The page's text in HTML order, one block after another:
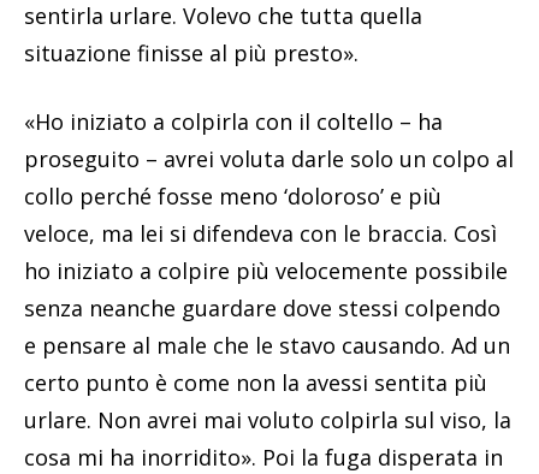
sentirla urlare. Volevo che tutta quella
situazione finisse al più presto».
«Ho iniziato a colpirla con il coltello – ha
proseguito – avrei voluta darle solo un colpo al
collo perché fosse meno ‘doloroso’ e più
veloce, ma lei si difendeva con le braccia. Così
ho iniziato a colpire più velocemente possibile
senza neanche guardare dove stessi colpendo
e pensare al male che le stavo causando. Ad un
certo punto è come non la avessi sentita più
urlare. Non avrei mai voluto colpirla sul viso, la
cosa mi ha inorridito». Poi la fuga disperata in